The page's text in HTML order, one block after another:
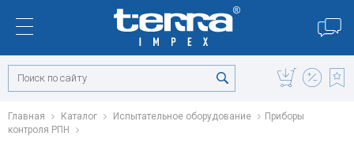
Главная Каталог Испытательное оборудование
Приборы
контроля РПН